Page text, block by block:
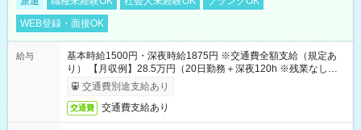
WEB登録・面接OK
給与
基本時給1500円・深夜時給1875円 ※交通費全額支給（規定あ
り） 【月収例】28.5万円（20日勤務＋深夜120h ※残業なしの場
合）交通費別途支給あり
交通費 交通費支給あり